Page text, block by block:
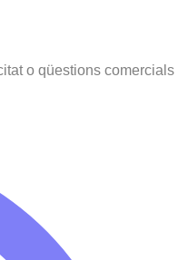
o qüestions comercials